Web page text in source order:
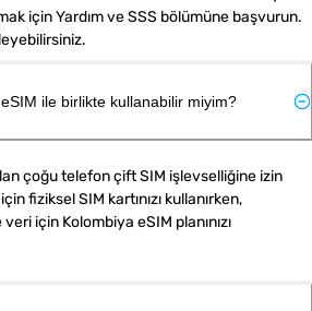
için Yardım ve SSS bölümüne başvurun.
eSIM ile birlikte kullanabilir miyim?
çoğu telefon çift SIM işlevselliğine izin
fiziksel SIM kartınızı kullanırken,
için Kolombiya eSIM planınızı